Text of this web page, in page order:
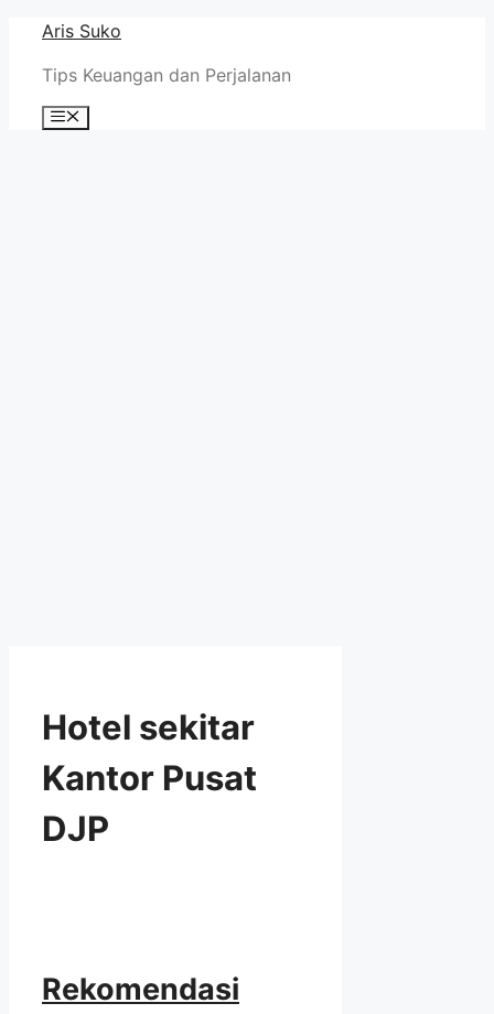
Skip
content
Aris Suko
Tips Keuangan dan Perjalanan
Menu
Hotel sekitar
Kantor Pusat
DJP
Rekomendasi